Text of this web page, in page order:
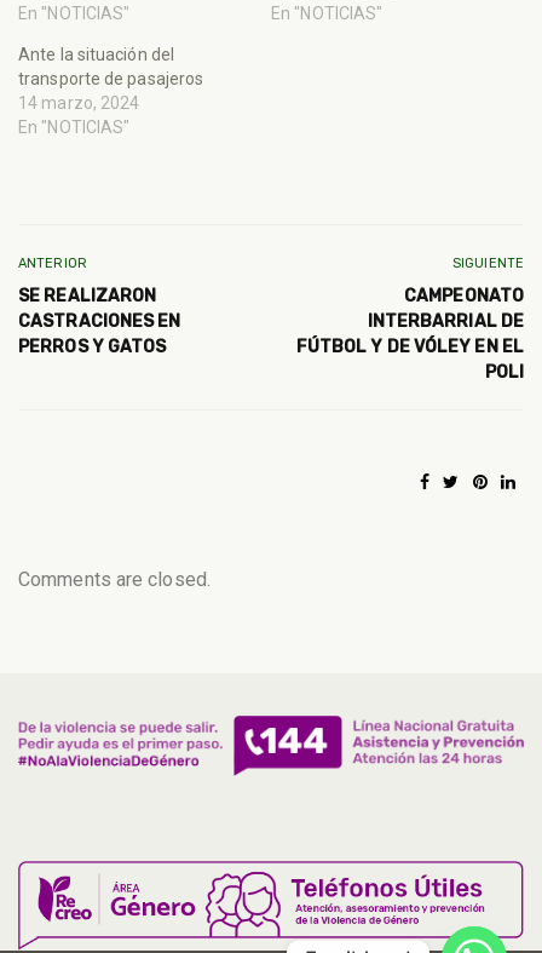
En "NOTICIAS"
En "NOTICIAS"
Ante la situación del
transporte de pasajeros
14 marzo, 2024
En "NOTICIAS"
ANTERIOR
SE REALIZARON
CASTRACIONES EN
PERROS Y GATOS
SIGUIENTE
CAMPEONATO
INTERBARRIAL DE
FÚTBOL Y DE VÓLEY EN EL
POLI
Comments are closed.